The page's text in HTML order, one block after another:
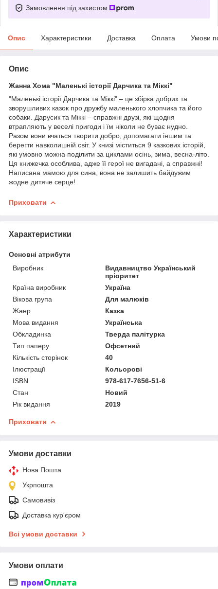
Замовлення під захистом
Опис Характеристики Доставка Оплата Умови
Опис
Жанна Хома "Маленькі історії Дарчика та Міккі"
"Маленькі історії Дарчика та Міккі" – це збірка добрих та
зворушливих казок про дружбу маленького хлопчика та його
собаки. Дарусик та Міккі – справжні друзі, які щодня
втрапляють у веселі пригоди і їм ніколи не буває нудно.
Разом вони вчаться творити добро, допомагати іншим та
берегти навколишній світ. У книзі міститься 9 казкових історій,
які умовно можна поділити за циклами осінь, зима, весна-літо.
Ця книжечка особлива, адже її герої не вигадані, а справжні!
Написана мамою для сина, вона не залишить байдужим
жодне дитяче серце!
Приховати
Характеристики
Основні атрибути
Виробник
Видавництво Український
пріоритет
Країна виробник
Україна
Вікова група
Для малюків
Жанр
Казка
Мова видання
Українська
Обкладинка
Тверда палітурка
Тип паперу
Офсетний
Кількість сторінок
40
Ілюстрації
Кольорові
ISBN
978-617-7656-51-6
Стан
Новий
Рік видання
2019
Приховати
Умови доставки
Нова Пошта
Укрпошта
Самовивіз
Доставка кур'єром
Всі умови доставки
Умови оплати